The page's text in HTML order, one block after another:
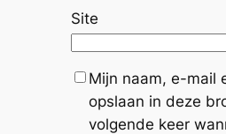
Site
Mijn naam, e-mail
opslaan in deze
volgende keer